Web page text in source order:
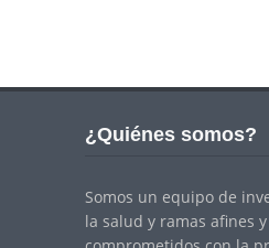
¿Quiénes somos?
Somos un equipo de
la salud y ramas afines